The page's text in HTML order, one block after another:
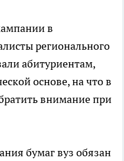
в
регионального
абитуриентам,
основе, на что в
внимание при
бумаг вуз обязан